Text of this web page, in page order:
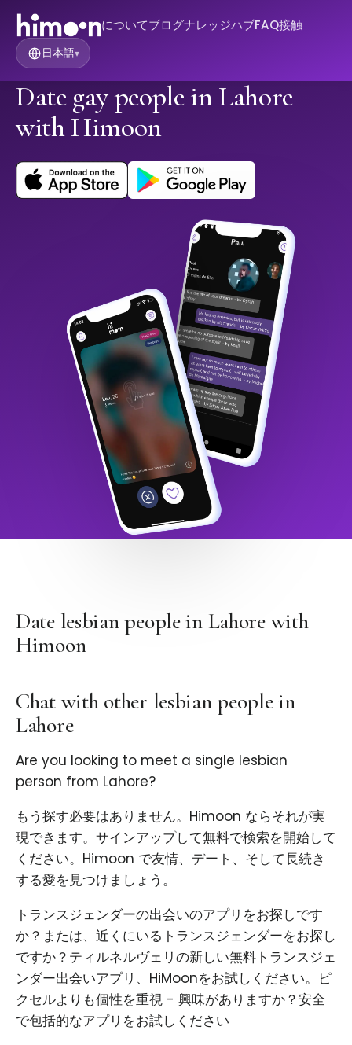
についてブログナレッジハブFAQ接触
日本語▾
Date gay people in Lahore
with Himoon
Date lesbian people in Lahore with
Himoon
Chat with other lesbian people in
Lahore
Are you looking to meet a single lesbian
person from Lahore?
もう探す必要はありません。Himoon ならそれが実
現できます。サインアップして無料で検索を開始して
ください。Himoon で友情、デート、そして長続き
する愛を見つけましょう。
トランスジェンダーの出会いのアプリをお探しです
か？または、近くにいるトランスジェンダーをお探し
ですか？ティルネルヴェリの新しい無料トランスジェ
ンダー出会いアプリ、HiMoonをお試しください。ピ
クセルよりも個性を重視 - 興味がありますか？安全
で包括的なアプリをお試しください